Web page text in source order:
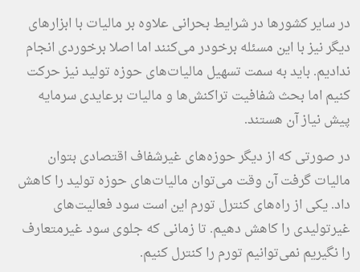
در سایر کشورها در شرایط بحرانی علاوه بر مالیات با ابزارهای
دیگر نیز با این مسئله برخودر می‌کنند اما اصلا برخوردی انجام
ندادیم. باید به سمت تسهیل مالیات‌های حوزه تولید نیز حرکت
کنیم اما بحث شفافیت تراکنش‌ها و مالیات برعایدی سرمایه
پیش نیاز آن هستند.
در صورتی که از دیگر حوزه‌های غیرشفاف اقتصادی بتوان
مالیات گرفت آن وقت می‌توان مالیات‌های حوزه تولید را کاهش
داد. یکی از راه‌های کنترل تورم این است سود فعالیت‌های
غیرتولیدی را کاهش دهیم. تا زمانی که جلوی سود غیرمتعارف
را نگیریم نمی‌توانیم تورم را کنترل کنیم.